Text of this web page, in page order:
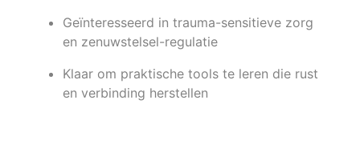
Geïnteresseerd in trauma­-sensitieve zorg
en zenuw­stelsel-regulatie
Klaar om praktische tools te leren die rust
en verbinding herstellen